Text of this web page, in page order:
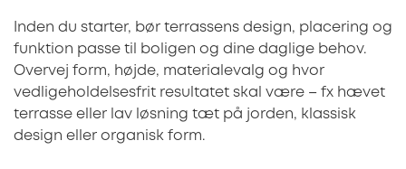
Inden du starter, bør terrassens design, placering og
funktion passe til boligen og dine daglige behov.
Overvej form, højde, materialevalg og hvor
vedligeholdelsesfrit resultatet skal være – fx hævet
terrasse eller lav løsning tæt på jorden, klassisk
design eller organisk form.